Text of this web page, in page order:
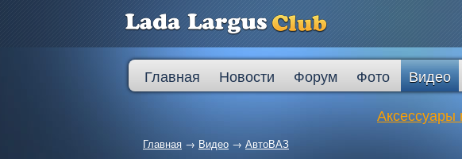
Главная Новости Форум Фото Видео
Главная → Видео → АвтоВАЗ